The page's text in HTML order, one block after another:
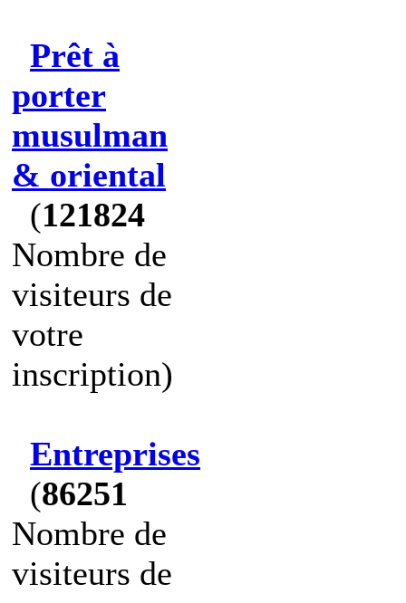
Prêt à
porter
musulman
& oriental
(121824
Nombre de
visiteurs de
votre
inscription)
Entreprises
(86251
Nombre de
visiteurs de